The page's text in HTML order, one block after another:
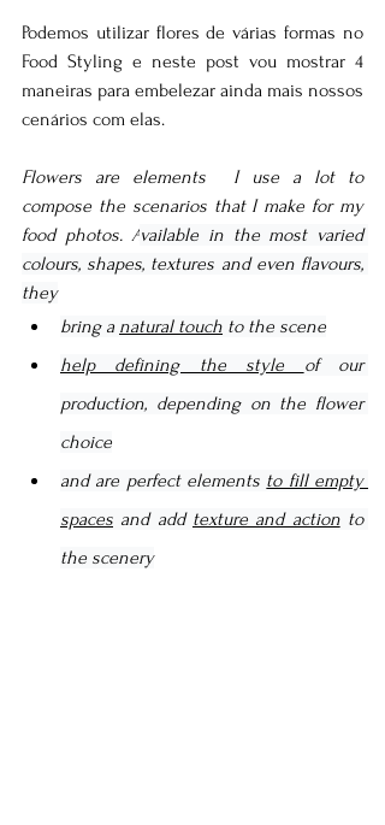
Podemos utilizar flores de várias formas no
Food Styling e neste post vou mostrar 4
maneiras para embelezar ainda mais nossos
cenários com elas.
Flowers are elements  I use a lot to
compose the scenarios that I make for my
food photos. Available in the most varied
colours, shapes, textures and even flavours,
they
bring a natural touch to the scene
help defining the style of our
production, depending on the flower
choice
and are perfect elements to fill empty
spaces and add texture and action to
the scenery